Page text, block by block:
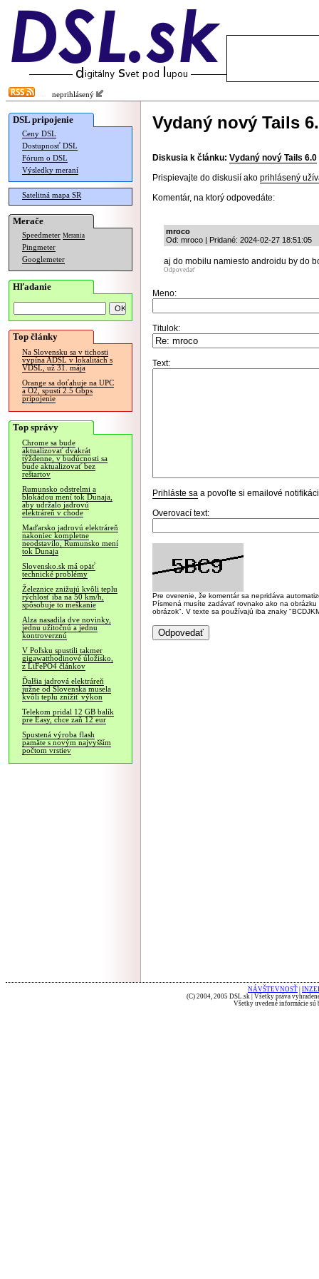
neprihlásený
DSL pripojenie
Ceny DSL
Dostupnosť DSL
Fórum o DSL
Výsledky meraní
Satelitná mapa SR
Merače
Speedmeter Merania
Pingmeter
Googlemeter
Hľadanie
Top články
Na Slovensku sa v tichosti
vypína ADSL v lokalitách s
VDSL, už 31. mája
Orange sa doťahuje na UPC
a O2, spustí 2.5 Gbps
pripojenie
Top správy
Chrome sa bude
aktualizovať dvakrát
týždenne, v budúcnosti sa
bude aktualizovať bez
reštartov
Rumunsko odstrelmi a
blokádou mení tok Dunaja,
aby udržalo jadrovú
elektráreň v chode
Maďarsko jadrovú elektráreň
nakoniec kompletne
neodstavilo, Rumunsko mení
tok Dunaja
Slovensko.sk má opäť
technické problémy
Železnice znižujú kvôli teplu
rýchlosť iba na 50 km/h,
spôsobuje to meškanie
Alza nasadila dve novinky,
jednu užitočnú a jednu
kontroverznú
V Poľsku spustili takmer
gigawatthodinové úložisko,
z LiFePO4 článkov
Ďalšia jadrová elektráreň
južne od Slovenska musela
kvôli teplu znížiť výkon
Telekom pridal 12 GB balík
pre Easy, chce zaň 12 eur
Spustená výroba flash
pamäte s novým najvyšším
počtom vrstiev
Vydaný nový Tails
Diskusia k článku: Vydaný nový Tails 6.0
Prispievajte do diskusií ako prihlásený
Komentár, na ktorý odpovedáte:
mroco
Od: mroco | Pridané: 2024-02-27 18:51:05
aj do mobilu namiesto androidu by do
Odpovedať
Meno:
Titulok:
Text:
Prihláste sa a povoľte si emailové
Overovací text:
Pre overenie, že komentár sa nepridáva
Písmená musíte zadávať rovnako ako na
obrázok". V texte sa používajú iba znaky
NÁVŠTEVNOSŤ
(C) 2004, 2005 DSL.sk | Všetky práva
Všetky uvedené informácie sú